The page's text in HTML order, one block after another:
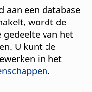
aan een database
wordt de
van het
U kunt de
in het
.